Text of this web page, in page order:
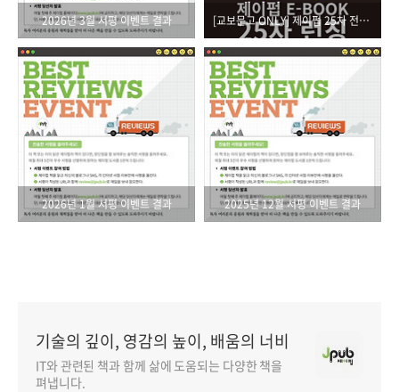
2026년 3월 서평 이벤트 결과 [교보문고 ONLY] 제이펍 25차 전자책 출간(15종)
2026년 1월 서평 이벤트 결과 2025년 12월 서평 이벤트 결과
기술의 깊이, 영감의 높이, 배움의 너비
IT와 관련된 책과 함께 삶에 도움되는 다양한 책을
펴냅니다.